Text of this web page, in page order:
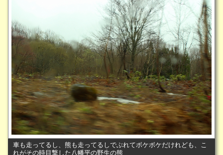
車も走ってるし、熊も走ってるしでぶれてボケボケだけれども、こ
れがその時目撃した八幡平の野生の熊